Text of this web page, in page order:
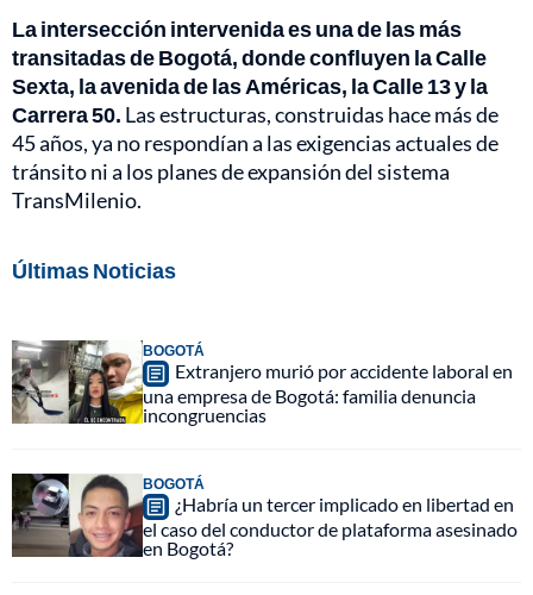
La intersección intervenida es una de las más
transitadas de Bogotá, donde confluyen la Calle
Sexta, la avenida de las Américas, la Calle 13 y la
Carrera 50. Las estructuras, construidas hace más de
45 años, ya no respondían a las exigencias actuales de
tránsito ni a los planes de expansión del sistema
TransMilenio.
Últimas Noticias
BOGOTÁ
Extranjero murió por accidente laboral en
una empresa de Bogotá: familia denuncia
incongruencias
BOGOTÁ
¿Habría un tercer implicado en libertad en
el caso del conductor de plataforma asesinado
en Bogotá?